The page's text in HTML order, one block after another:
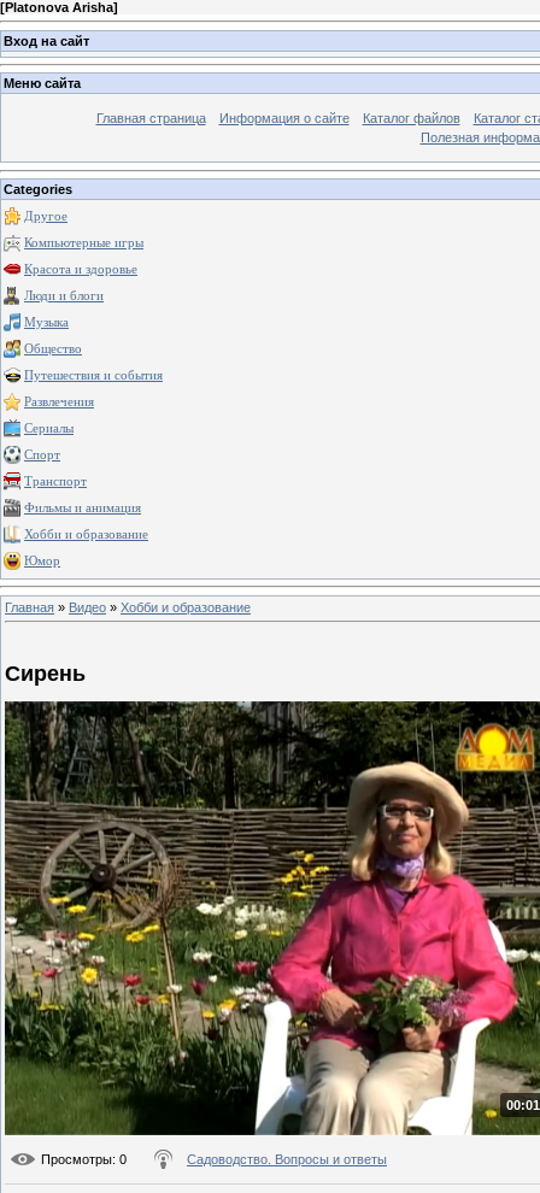
[Platonova Arisha]
Вход на сайт
Меню сайта
Главная страница Информация о сайте Каталог файлов
Каталог
Полезная
Categories
Другое
Компьютерные игры
Красота и здоровье
Люди и блоги
Музыка
Общество
Путешествия и события
Развлечения
Сериалы
Спорт
Транспорт
Фильмы и анимация
Хобби и образование
Юмор
Главная » Видео » Хобби и образование
Сирень
Просмотры: 0 Садоводство. Вопросы и ответы